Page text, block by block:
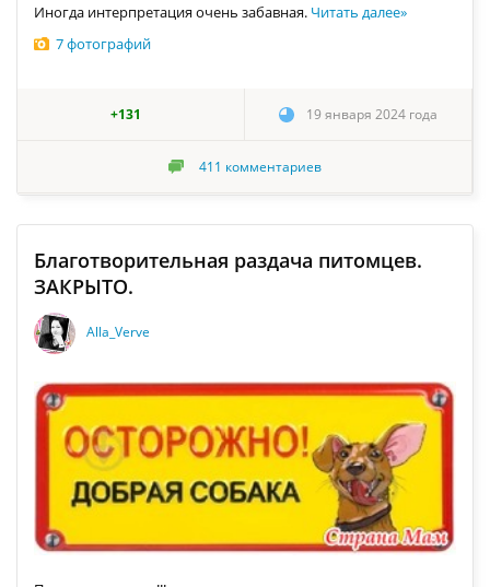
Иногда интерпретация очень забавная. Читать далее»
7 фотографий
+131 19 января 2024 года
411 комментариев
Благотворительная раздача питомцев.
ЗАКРЫТО.
Alla_Verve